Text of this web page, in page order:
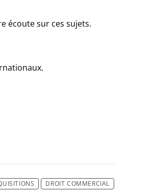
écoute sur ces sujets.
DROIT COMMERCIAL